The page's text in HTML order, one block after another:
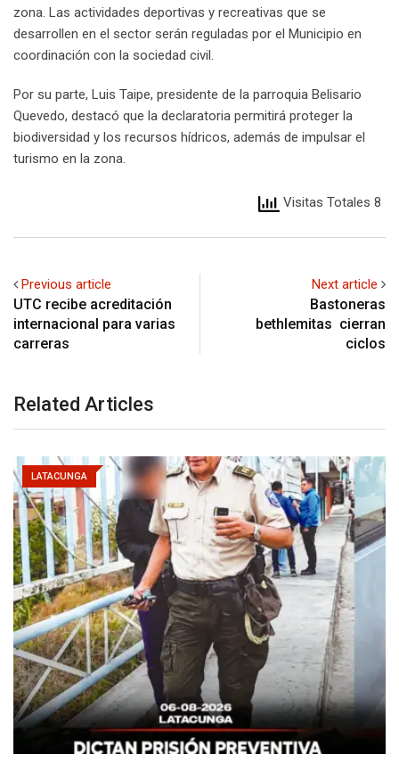
zona. Las actividades deportivas y recreativas que se
desarrollen en el sector serán reguladas por el Municipio en
coordinación con la sociedad civil.
Por su parte, Luis Taipe, presidente de la parroquia Belisario
Quevedo, destacó que la declaratoria permitirá proteger la
biodiversidad y los recursos hídricos, además de impulsar el
turismo en la zona.
Visitas Totales 8
Previous article
UTC recibe acreditación
internacional para varias
carreras
Next article
Bastoneras
bethlemitas cierran
ciclos
Related Articles
LATACUNGA